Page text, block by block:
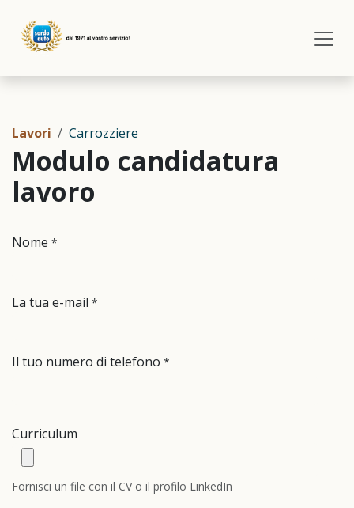
Lavori Carrozziere
Modulo candidatura
lavoro
Nome *
La tua e-mail *
Il tuo numero di telefono *
Curriculum
Fornisci un file con il CV o il profilo LinkedIn